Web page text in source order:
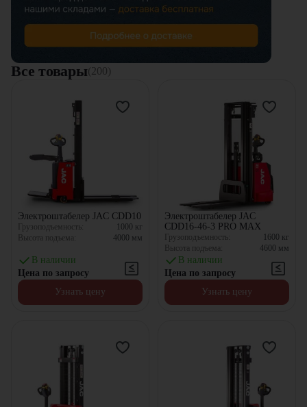
Все товары(200)
Электроштабелер JAC CDD10
Грузоподъемность: 1000 кг
Высота подъема:
4000 мм
В наличии
Цена по запросу
Узнать цену
Электроштабелер JAC
CDD16-46-3 PRO MAX
Грузоподъемность: 1600 кг
Высота подъема:
4600 мм
В наличии
Цена по запросу
Узнать цену